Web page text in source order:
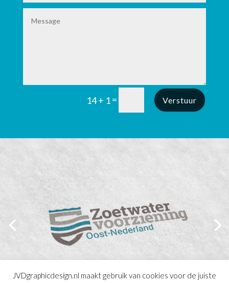
14 + 1= Verstuur
JVDgraphicdesign.nl maakt gebruik van cookies voor de juiste